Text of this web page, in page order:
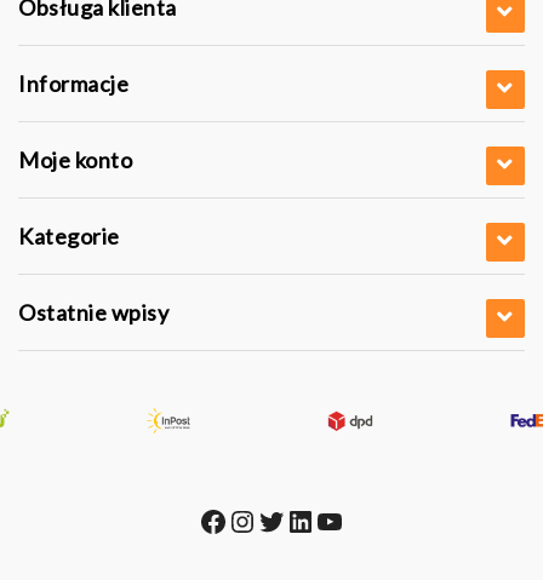
Obsługa klienta
Informacje
Moje konto
Kategorie
Ostatnie wpisy
Facebook
Instagram
Twitter
LinkedIn
YouTube